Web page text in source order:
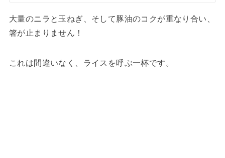
大量のニラと玉ねぎ、そして豚油のコクが重なり合い、
箸が止まりません！
これは間違いなく、ライスを呼ぶ一杯です。